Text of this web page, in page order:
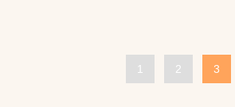
1 2 3